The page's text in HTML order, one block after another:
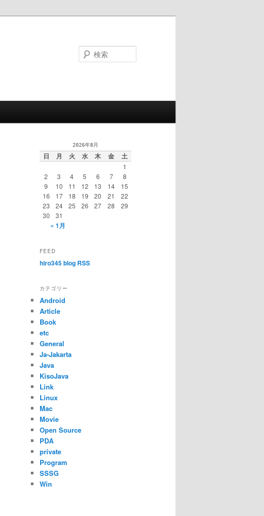
2026年8月
日 月 火 水 木 金 土
1
2
3 4 5 6 7
8
9
10 11 12 13 14
15
16
17 18 19 20 21
22
23
24 25 26 27 28
29
30
31
« 1月
FEED
hiro345 blog RSS
カテゴリー
Android
Article
Book
etc
General
Ja-Jakarta
Java
KisoJava
Link
Linux
Mac
Movie
Open Source
PDA
private
Program
SSSG
Win